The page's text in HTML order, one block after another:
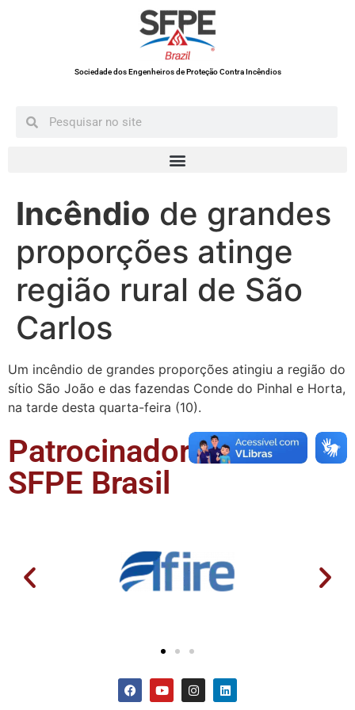
Sociedade dos Engenheiros de Proteção Contra Incêndios
Incêndio de grandes
proporções atinge
região rural de São
Carlos
Um incêndio de grandes proporções atingiu a região do
sítio São João e das fazendas Conde do Pinhal e Horta,
na tarde desta quarta-feira (10).
Patrocinadores da
SFPE Brasil